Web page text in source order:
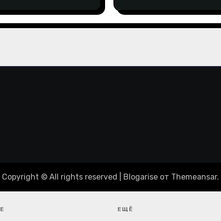
Copyright © All rights reserved Blogarise от Themeansar.
ЕЩЁ